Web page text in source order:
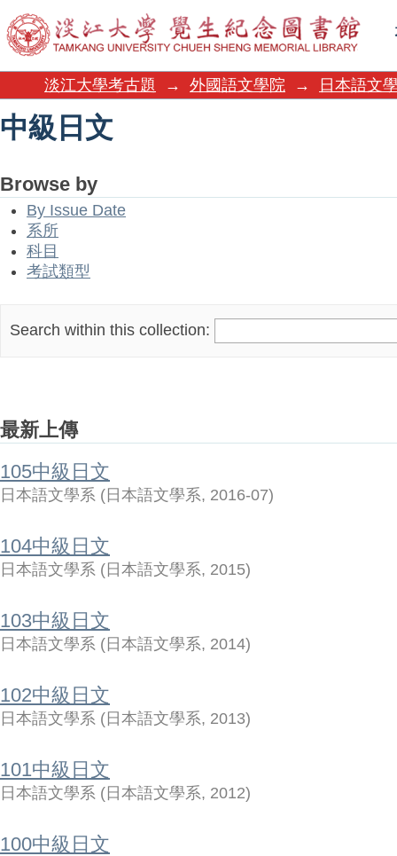
中級日文
淡江大學考古題 → 外國語文學院 → 日本語文
中級日文
Browse by
By Issue Date
系所
科目
考試類型
Search within this collection:
最新上傳
105中級日文
日本語文學系 ( 日本語文學系, 2016-07)
104中級日文
日本語文學系 ( 日本語文學系, 2015)
103中級日文
日本語文學系 ( 日本語文學系, 2014)
102中級日文
日本語文學系 ( 日本語文學系, 2013)
101中級日文
日本語文學系 ( 日本語文學系, 2012)
100中級日文